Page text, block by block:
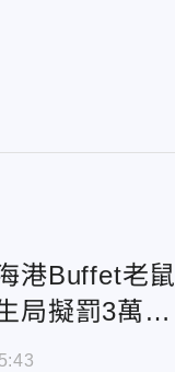
港Buffet老鼠
局擬罰3萬元